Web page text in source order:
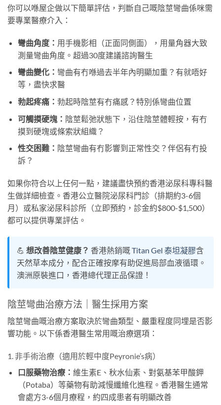
你可以喺屋企做以下簡單評估，判斷自己嘅陰莖彎曲係咪需
要專業醫療介入：
彎曲角度： 用手機影相（正面同側面），用量角器大致
測量彎曲角度。超過30度建議諮詢醫生
彎曲變化： 彎曲有冇喺過去半年內明顯加重？有就唔好
等，盡快求醫
勃起疼痛： 勃起時陰莖有冇痛感？特別係彎曲位置
可觸摸硬塊： 陰莖鬆弛狀態下，沿住陰莖體輕按，有冇
摸到硬塊或條索狀組織？
性交困難： 陰莖彎曲有冇影響到正常性交？伴侶有冇投
訴？
如果你符合以上任何一點，建議盡快預約香港泌尿科專科醫
生做詳細檢查。香港公立醫院泌尿科門診（排期約3-6個
月）或私家泌尿科診所（立即預約，診金約$800-$1,500）
都可以提供專業評估。
💪 想改善陰莖健康？ 香港熱銷嘅Titan Gel 泰坦凝膠含
天然草本成分，配合正確按摩有助促進局部血液循環。
澳洲原裝進口，香港總代理正品保證！
陰莖彎曲治療方法｜醫生採用方案
陰莖彎曲嘅治療方案取決於彎曲類型、嚴重程度同埋是否影
響功能。以下係香港醫生常用嘅治療選項：
1. 非手術治療（適用於輕中度Peyronie’s病）
口服藥物治療： 維生素E、秋水仙素、對氨基苯甲酸鉀
（Potaba）等藥物有助減慢纖維化進程。香港醫生通常
會處方3-6個月療程，約四成患者有明顯改善